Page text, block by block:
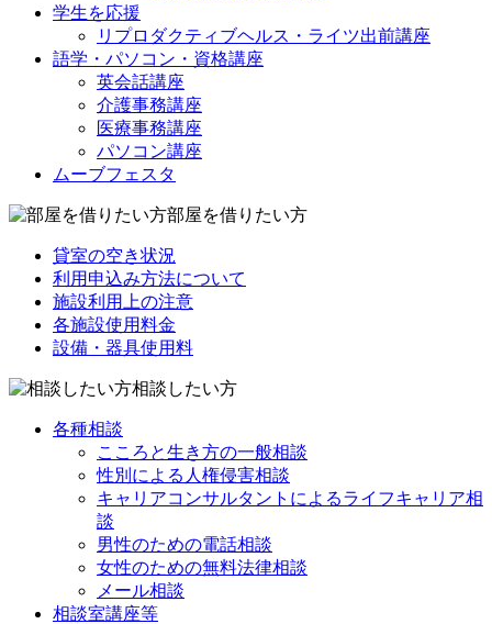
学生を応援
リプロダクティブヘルス・ライツ出前講座
語学・パソコン・資格講座
英会話講座
介護事務講座
医療事務講座
パソコン講座
ムーブフェスタ
部屋を借りたい方
貸室の空き状況
利用申込み方法について
施設利用上の注意
各施設使用料金
設備・器具使用料
相談したい方
各種相談
こころと生き方の一般相談
性別による人権侵害相談
キャリアコンサルタントによるライフキャリア相
談
男性のための電話相談
女性のための無料法律相談
メール相談
相談室講座等